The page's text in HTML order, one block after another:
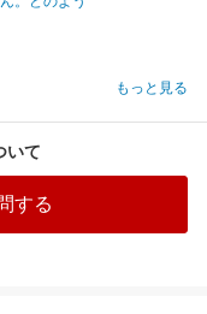
もっと見る
いて
する